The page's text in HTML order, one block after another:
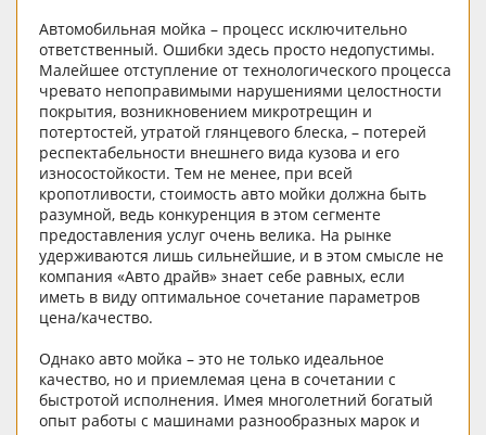
Автомобильная мойка – процесс исключительно
ответственный. Ошибки здесь просто недопустимы.
Малейшее отступление от технологического процесса
чревато непоправимыми нарушениями целостности
покрытия, возникновением микротрещин и
потертостей, утратой глянцевого блеска, – потерей
респектабельности внешнего вида кузова и его
износостойкости. Тем не менее, при всей
кропотливости, стоимость авто мойки должна быть
разумной, ведь конкуренция в этом сегменте
предоставления услуг очень велика. На рынке
удерживаются лишь сильнейшие, и в этом смысле не
компания «Авто драйв» знает себе равных, если
иметь в виду оптимальное сочетание параметров
цена/качество.
Однако авто мойка – это не только идеальное
качество, но и приемлемая цена в сочетании с
быстротой исполнения. Имея многолетний богатый
опыт работы с машинами разнообразных марок и